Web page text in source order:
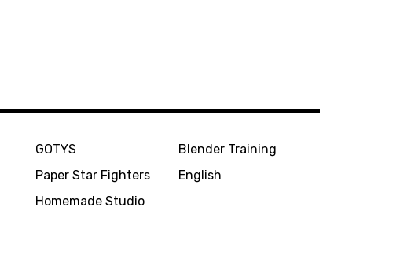
GOTYS
Paper Star Fighters
Homemade Studio
Blender Training
English